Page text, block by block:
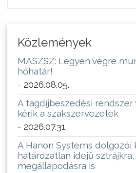
Közlemények
MASZSZ: Legyen végre
hőhatár!
- 2026.08.05.
A tagdíjbeszedési rendszer
kérik a szakszervezetek
- 2026.07.31.
A Hanon Systems dolgozói
határozatlan idejű
megállapodásra is